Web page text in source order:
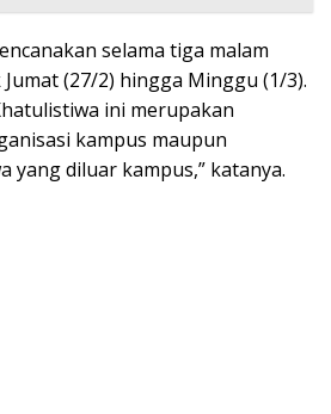
selama tiga malam
(27/2) hingga Minggu (1/3).
ini merupakan
kampus maupun
yang diluar kampus,” katanya.